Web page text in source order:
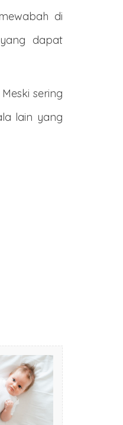
di
dapat
sering
lain yang